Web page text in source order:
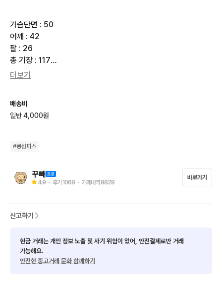
가슴단면 : 50
어깨 : 42
팔 : 26
총 기장 : 117
스판 : x
★택배비 선불 4000원, 도서산간지역 7000원
★반값택배 X 우체국택배 X(CJ대한통운 일반택배만 이용)
★결제 후 3일간 보관 가능(이미 구매하신 보관물품 절대 취소 X)
→10시 전 결제확인 시 당일배송 가능
★최대한 사전 검수를 거치지만 구제 특성상 미세한 오염등의 하
더보기
배송비
일반 4,000원
#롱원피스
꾸빼
4.9 ・ 후기 1068 ・ 거래내역 8828
바로가기
신고하기
현금 거래는 개인 정보 노출 및 사기 위험이 있어, 안전결제로만 거래
가능해요.
안전한 중고거래 문화 함께하기